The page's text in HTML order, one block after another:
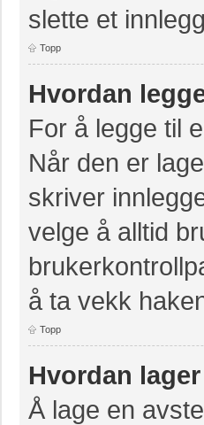
slette et
Topp
Hvordan
For å legge til
Når den er
skriver
velge å alltid
å ta vekk
Topp
Hvordan
Å lage en